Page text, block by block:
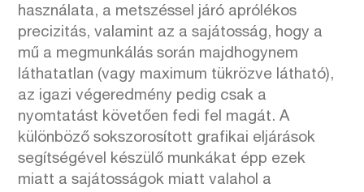
használata, a metszéssel járó aprólékos
precizitás, valamint az a sajátosság, hogy a
mű a megmunkálás során majdhogynem
láthatatlan (vagy maximum tükrözve látható),
az igazi végeredmény pedig csak a
nyomtatást követően fedi fel magát. A
különböző sokszorosított grafikai eljárások
segítségével készülő munkákat épp ezek
miatt a sajátosságok miatt valahol a